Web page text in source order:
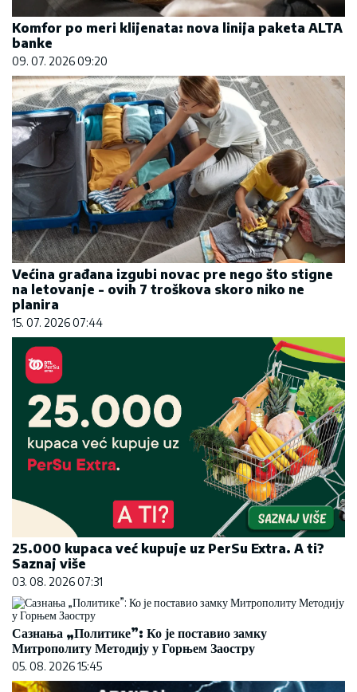
Komfor po meri klijenata: nova linija paketa ALTA
banke
09. 07. 2026 09:20
Većina građana izgubi novac pre nego što stigne
na letovanje - ovih 7 troškova skoro niko ne
planira
15. 07. 2026 07:44
25.000 kupaca već kupuje uz PerSu Extra. A ti?
Saznaj više
03. 08. 2026 07:31
Сазнања „Политике”: Ко је поставио замку
Митрополиту Методију у Горњем Заостру
05. 08. 2026 15:45